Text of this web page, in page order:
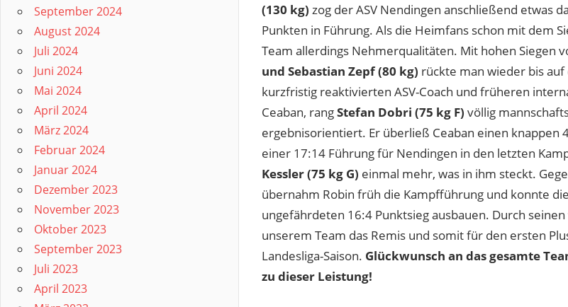
(130 kg) zog der ASV Nendingen anschließend etwas
Punkten in Führung. Als die Heimfans schon mit dem
Team allerdings Nehmerqualitäten. Mit hohen Siegen
und Sebastian Zepf (80 kg) rückte man wieder bis
kurzfristig reaktivierten ASV-Coach und früheren
Ceaban, rangStefan Dobri (75 kg F) völlig
ergebnisorientiert. Er überließ Ceaban einen knappen
einer 17:14 Führung für Nendingen in den letzten
Kessler (75 kg G) einmal mehr, was in ihm steckt.
übernahm Robin früh die Kampfführung und konnte
ungefährdeten 16:4 Punktsieg ausbauen. Durch
unserem Team das Remis und somit für den ersten
Landesliga-Saison. Glückwunsch an das gesamte
zu dieser Leistung!
September 2024
August 2024
Juli 2024
Juni 2024
Mai 2024
April 2024
März 2024
Februar 2024
Januar 2024
Dezember 2023
November 2023
Oktober 2023
September 2023
Juli 2023
April 2023